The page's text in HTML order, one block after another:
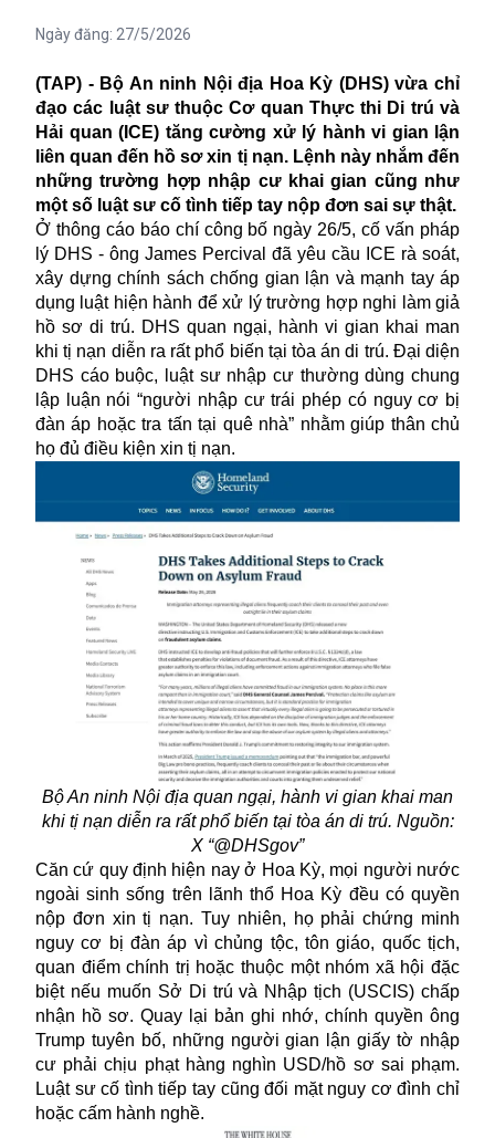
Ngày đăng: 27/5/2026
(TAP) - Bộ An ninh Nội địa Hoa Kỳ (DHS) vừa chỉ
đạo các luật sư thuộc Cơ quan Thực thi Di trú và
Hải quan (ICE) tăng cường xử lý hành vi gian lận
liên quan đến hồ sơ xin tị nạn. Lệnh này nhắm đến
những trường hợp nhập cư khai gian cũng như
một số luật sư cố tình tiếp tay nộp đơn sai sự thật.
Ở thông cáo báo chí công bố ngày 26/5, cố vấn pháp
lý DHS - ông James Percival đã yêu cầu ICE rà soát,
xây dựng chính sách chống gian lận và mạnh tay áp
dụng luật hiện hành để xử lý trường hợp nghi làm giả
hồ sơ di trú. DHS quan ngại, hành vi gian khai man
khi tị nạn diễn ra rất phổ biến tại tòa án di trú. Đại diện
DHS cáo buộc, luật sư nhập cư thường dùng chung
lập luận nói “người nhập cư trái phép có nguy cơ bị
đàn áp hoặc tra tấn tại quê nhà” nhằm giúp thân chủ
họ đủ điều kiện xin tị nạn.
Bộ An ninh Nội địa quan ngại, hành vi gian khai man
khi tị nạn diễn ra rất phổ biến tại tòa án di trú. Nguồn:
X “@DHSgov”
Căn cứ quy định hiện nay ở Hoa Kỳ, mọi người nước
ngoài sinh sống trên lãnh thổ Hoa Kỳ đều có quyền
nộp đơn xin tị nạn. Tuy nhiên, họ phải chứng minh
nguy cơ bị đàn áp vì chủng tộc, tôn giáo, quốc tịch,
quan điểm chính trị hoặc thuộc một nhóm xã hội đặc
biệt nếu muốn Sở Di trú và Nhập tịch (USCIS) chấp
nhận hồ sơ. Quay lại bản ghi nhớ, chính quyền ông
Trump tuyên bố, những người gian lận giấy tờ nhập
cư phải chịu phạt hàng nghìn USD/hồ sơ sai phạm.
Luật sư cố tình tiếp tay cũng đối mặt nguy cơ đình chỉ
hoặc cấm hành nghề.